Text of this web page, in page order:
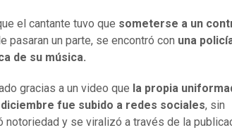
el cantante tuvo que someterse a un
pasaran un parte, se encontró con una
de su música.
gracias a un video que la propia
fue subido a redes sociales, sin
y se viralizó a través de la